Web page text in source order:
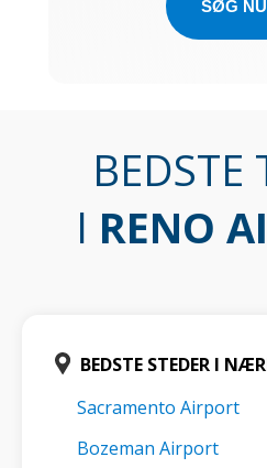
SØG NU
BEDSTE
I RENO
BEDSTE STEDER I
Sacramento Airport
Bozeman Airport